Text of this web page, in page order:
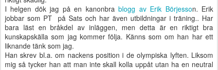
I helgen dök jag på en kanonbrablogg av Erik Börjesson. Erik
jobbar som PT på Sats och har även utbildningar i träning.. Har
bara läst en bråkdel av inläggen, men detta är en riktigt bra
kunskapskälla som jag kommer följa. Känns som om han har ett
liknande tänk som jag.
Han skrev bl.a. om nackens position i de olympiska lyften. Liksom
mig så tycker han att man inte skall kolla uppåt utan ha en neutral